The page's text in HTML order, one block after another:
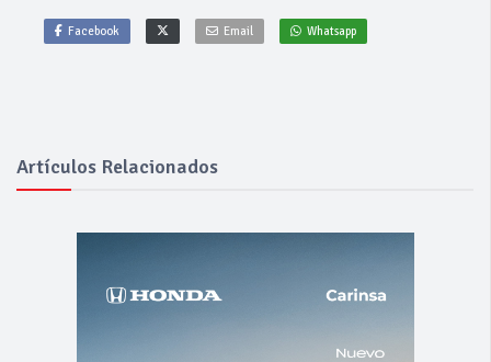
Facebook Email Whatsapp
Artículos Relacionados